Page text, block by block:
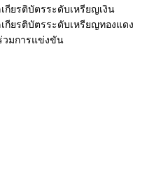
กียรติบัตรระดับเหรียญเงิน
กียรติบัตรระดับเหรียญทองแดง
วมการแข่งขัน